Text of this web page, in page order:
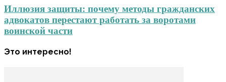
Иллюзия защиты: почему методы гражданских
адвокатов перестают работать за воротами
воинской части
Это интересно!